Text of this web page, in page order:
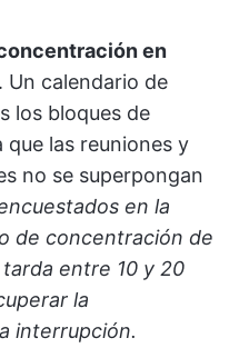
en
. Un calendario de
los bloques de
las reuniones y
no se superpongan
en la
de concentración de
entre 10 y 20
la
interrupción.